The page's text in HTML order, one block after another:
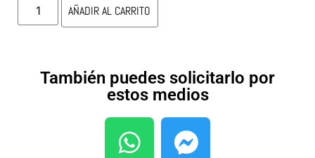
AÑADIR AL CARRITO
También puedes solicitarlo por
estos medios